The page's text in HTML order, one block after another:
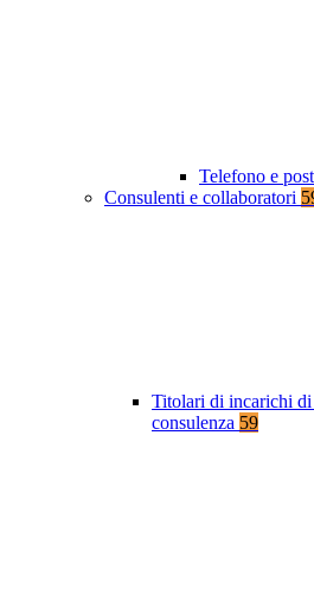
Telefono e
Consulenti e collaboratori
Titolari di incarichi
consulenza 59